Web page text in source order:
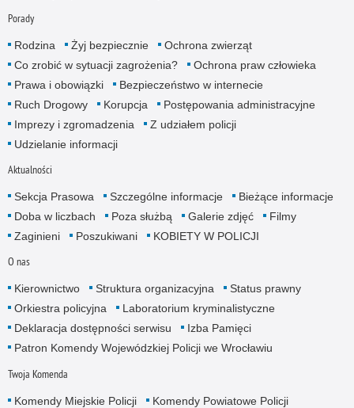
Porady
Rodzina Żyj bezpiecznie
Ochrona zwierząt
Co zrobić w sytuacji zagrożenia?
Ochrona praw człowieka
Prawa i obowiązki
Bezpieczeństwo w internecie
Ruch Drogowy
Korupcja
Postępowania administracyjne
Imprezy i zgromadzenia
Z udziałem policji
Udzielanie informacji
Aktualności
Sekcja Prasowa Szczególne informacje
Bieżące informacje
Doba w liczbach
Poza służbą Galerie zdjęć
Filmy
Zaginieni
Poszukiwani KOBIETY W POLICJI
O nas
Kierownictwo Struktura organizacyjna
Status prawny
Orkiestra policyjna
Laboratorium kryminalistyczne
Deklaracja dostępności serwisu
Izba Pamięci
Patron Komendy Wojewódzkiej Policji we Wrocławiu
Twoja Komenda
Komendy Miejskie Policji Komendy Powiatowe Policji